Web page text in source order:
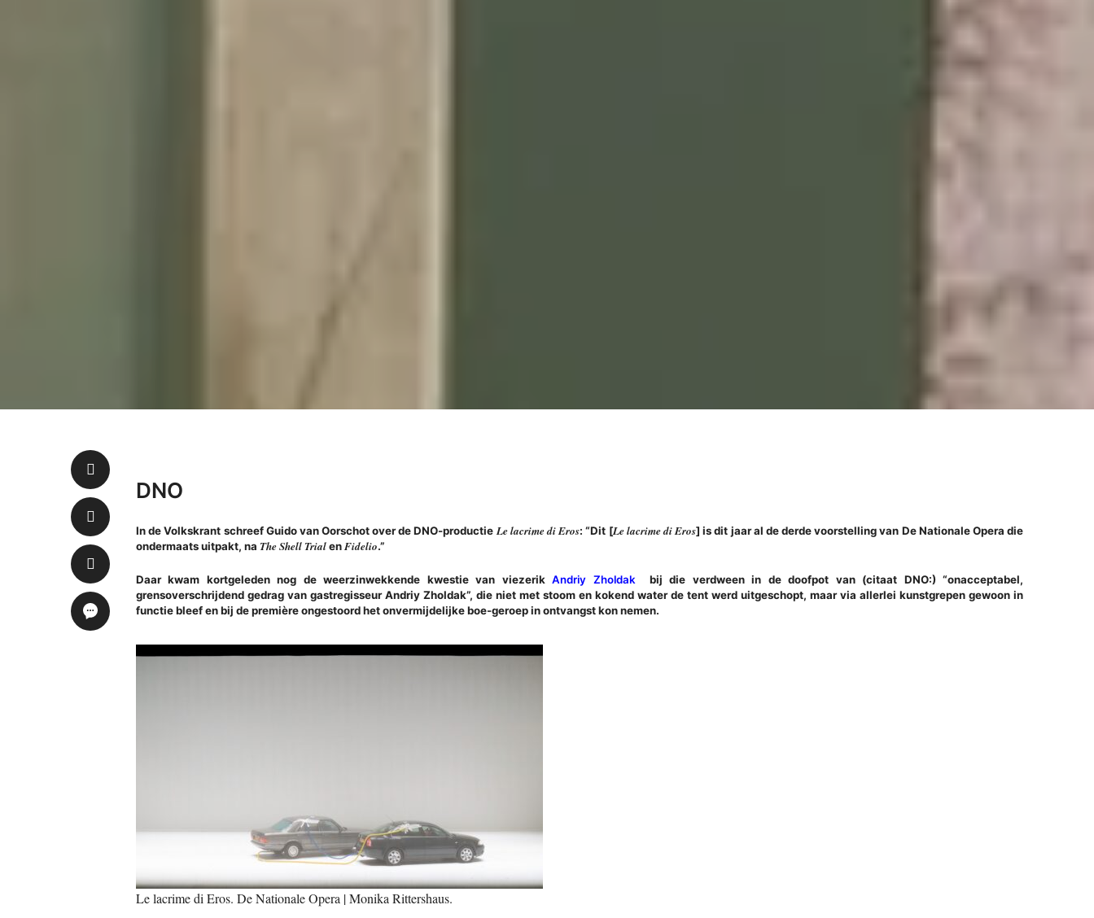
DNO
In de Volkskrant schreef Guido van Oorschot over de DNO-productie Le lacrime di Eros: “Dit [Le lacrime di Eros] is dit jaar al de derde voorstelling van De Nationale Opera die
ondermaats uitpakt, na The Shell TrialenFidelio.”
Daar kwam kortgeleden nog de weerzinwekkende kwestie van viezerikAndriy Zholdakbij die verdween in de doofpot van (citaat DNO:) “onacceptabel,
grensoverschrijdend gedrag van gastregisseur Andriy Zholdak”, die niet met stoom en kokend water de tent werd uitgeschopt, maar via allerlei kunstgrepen gewoon in
functie bleef en bij de première ongestoord het onvermijdelijke boe-geroep in ontvangst kon nemen.
Le lacrime di Eros. De Nationale Opera | Monika Rittershaus.